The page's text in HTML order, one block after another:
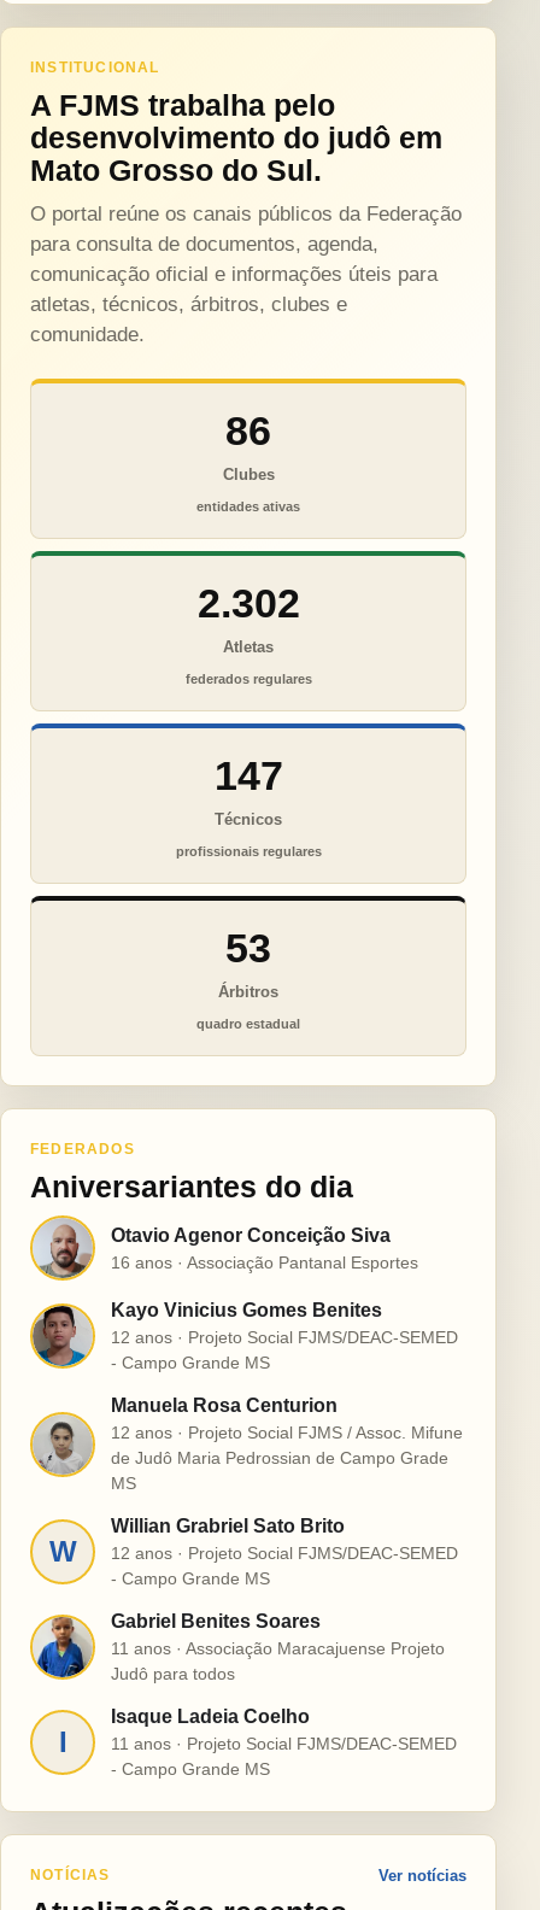
INSTITUCIONAL
A FJMS trabalha pelo
desenvolvimento do judô em
Mato Grosso do Sul.
O portal reúne os canais públicos da Federação
para consulta de documentos, agenda,
comunicação oficial e informações úteis para
atletas, técnicos, árbitros, clubes e
comunidade.
86
Clubes
entidades ativas
2.302
Atletas
federados regulares
147
Técnicos
profissionais regulares
53
Árbitros
quadro estadual
FEDERADOS
Aniversariantes do dia
O Otavio Agenor Conceição Siva
16 anos · Associação Pantanal Esportes
K
Kayo Vinicius Gomes Benites
12 anos · Projeto Social FJMS/DEAC-SEMED
- Campo Grande MS
M
Manuela Rosa Centurion
12 anos · Projeto Social FJMS / Assoc. Mifune
de Judô Maria Pedrossian de Campo Grade
MS
W
Willian Grabriel Sato Brito
12 anos · Projeto Social FJMS/DEAC-SEMED
- Campo Grande MS
G
Gabriel Benites Soares
11 anos · Associação Maracajuense Projeto
Judô para todos
I
Isaque Ladeia Coelho
11 anos · Projeto Social FJMS/DEAC-SEMED
- Campo Grande MS
NOTÍCIAS Ver notícias